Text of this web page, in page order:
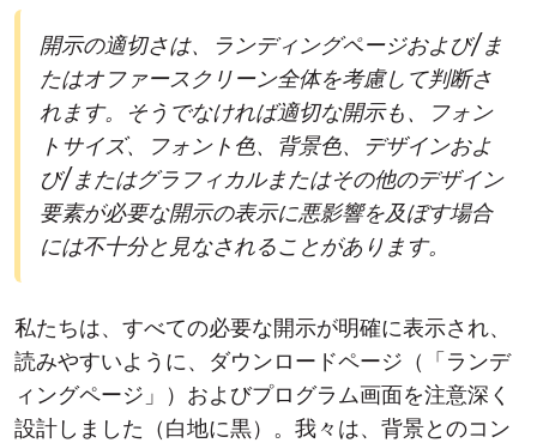
開示の適切さは、ランディングページおよび/ま
たはオファースクリーン全体を考慮して判断さ
れます。そうでなければ適切な開示も、フォン
トサイズ、フォント色、背景色、デザインおよ
び/またはグラフィカルまたはその他のデザイン
要素が必要な開示の表示に悪影響を及ぼす場合
には不十分と見なされることがあります。
私たちは、すべての必要な開示が明確に表示され、
読みやすいように、ダウンロードページ（「ランデ
ィングページ」）およびプログラム画面を注意深く
設計しました（白地に黒）。我々は、背景とのコン